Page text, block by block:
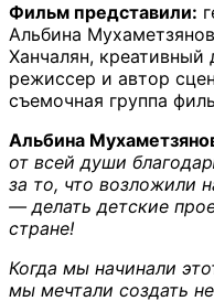
Фильм представили:
Альбина
Ханчалян,
режиссер и автор
съемочная группа
Альбина
от всей души
за то, что возложили
— делать детские
стране!
Когда мы начинали
мы мечтали создать